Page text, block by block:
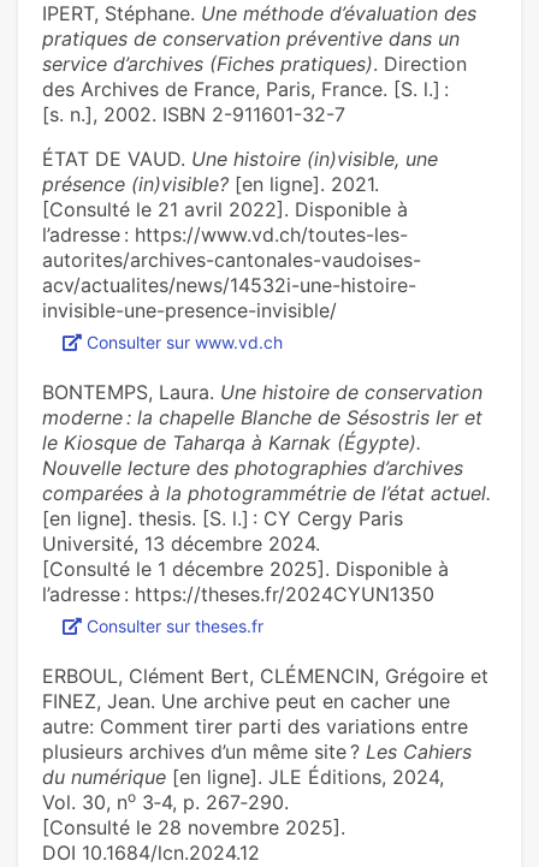
IPERT, Stéphane. Une méthode d’évaluation des
pratiques de conservation préventive dans un
service d’archives (Fiches pratiques). Direction
des Archives de France, Paris, France. [S. l.] :
[s. n.], 2002. ISBN 2-911601-32-7
ÉTAT DE VAUD. Une histoire (in)visible, une
présence (in)visible? [en ligne]. 2021.
[Consulté le 21 avril 2022]. Disponible à
l’adresse : https://www.vd.ch/toutes-les-
autorites/archives-cantonales-vaudoises-
acv/actualites/news/14532i-une-histoire-
invisible-une-presence-invisible/
Consulter sur www.vd.ch
BONTEMPS, Laura. Une histoire de conservation
moderne : la chapelle Blanche de Sésostris Ier et
le Kiosque de Taharqa à Karnak (Égypte).
Nouvelle lecture des photographies d’archives
comparées à la photogrammétrie de l’état actuel.
[en ligne]. thesis. [S. l.] : CY Cergy Paris
Université, 13 décembre 2024.
[Consulté le 1 décembre 2025]. Disponible à
l’adresse : https://theses.fr/2024CYUN1350
Consulter sur theses.fr
ERBOUL, Clément Bert, CLÉMENCIN, Grégoire et
FINEZ, Jean. Une archive peut en cacher une
autre: Comment tirer parti des variations entre
plusieurs archives d’un même site ? Les Cahiers
du numérique [en ligne]. JLE Éditions, 2024,
Vol. 30, no 3‑4, p. 267‑290.
[Consulté le 28 novembre 2025].
DOI 10.1684/lcn.2024.12